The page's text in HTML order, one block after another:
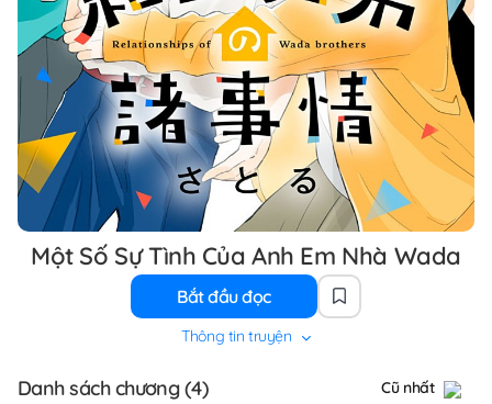
Một Số Sự Tình Của Anh Em Nhà Wada
Bắt đầu đọc
Thông tin truyện
Danh sách chương (4) Cũ nhất